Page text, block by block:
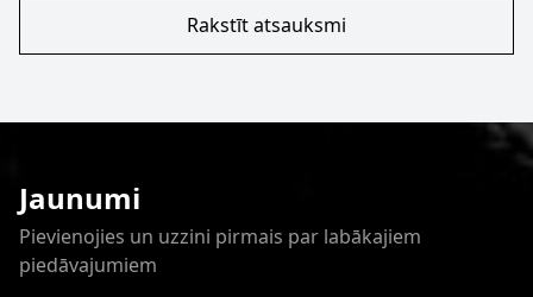
Rakstīt atsauksmi
Jaunumi
Pievienojies un uzzini pirmais par labākajiem
piedāvajumiem